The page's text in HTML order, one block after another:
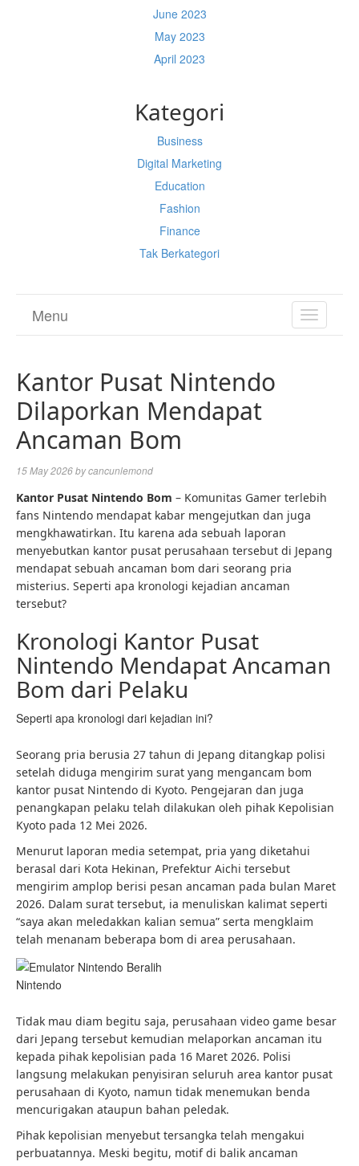
June 2023
May 2023
April 2023
Kategori
Business
Digital Marketing
Education
Fashion
Finance
Tak Berkategori
TOGGLE
Menu
Kantor Pusat Nintendo
Dilaporkan Mendapat
Ancaman Bom
15 May 2026bycancunlemond
Kantor Pusat Nintendo Bom – Komunitas Gamer terlebih
fans Nintendo mendapat kabar mengejutkan dan juga
mengkhawatirkan. Itu karena ada sebuah laporan
menyebutkan kantor pusat perusahaan tersebut di Jepang
mendapat sebuah ancaman bom dari seorang pria
misterius. Seperti apa kronologi kejadian ancaman
tersebut?
Kronologi Kantor Pusat
Nintendo Mendapat Ancaman
Bom dari Pelaku
Seperti apa kronologi dari kejadian ini?
Seorang pria berusia 27 tahun di Jepang ditangkap polisi
setelah diduga mengirim surat yang mengancam bom
kantor pusat Nintendo di Kyoto. Pengejaran dan juga
penangkapan pelaku telah dilakukan oleh pihak Kepolisian
Kyoto pada 12 Mei 2026.
Menurut laporan media setempat, pria yang diketahui
berasal dari Kota Hekinan, Prefektur Aichi tersebut
mengirim amplop berisi pesan ancaman pada bulan Maret
2026. Dalam surat tersebut, ia menuliskan kalimat seperti
“saya akan meledakkan kalian semua” serta mengklaim
telah menanam beberapa bom di area perusahaan.
Nintendo
Tidak mau diam begitu saja, perusahaan video game besar
dari Jepang tersebut kemudian melaporkan ancaman itu
kepada pihak kepolisian pada 16 Maret 2026. Polisi
langsung melakukan penyisiran seluruh area kantor pusat
perusahaan di Kyoto, namun tidak menemukan benda
mencurigakan ataupun bahan peledak.
Pihak kepolisian menyebut tersangka telah mengakui
perbuatannya. Meski begitu, motif di balik ancaman